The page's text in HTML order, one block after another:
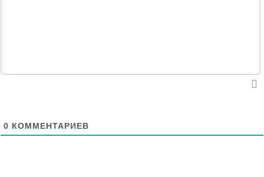
0 КОММЕНТАРИЕВ